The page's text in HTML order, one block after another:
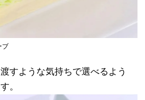
ブ
すような気持ちで選べるよう
。